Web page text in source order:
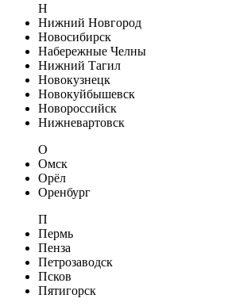
Н
Нижний Новгород
Новосибирск
Набережные Челны
Нижний Тагил
Новокузнецк
Новокуйбышевск
Новороссийск
Нижневартовск
О
Омск
Орёл
Оренбург
П
Пермь
Пенза
Петрозаводск
Псков
Пятигорск